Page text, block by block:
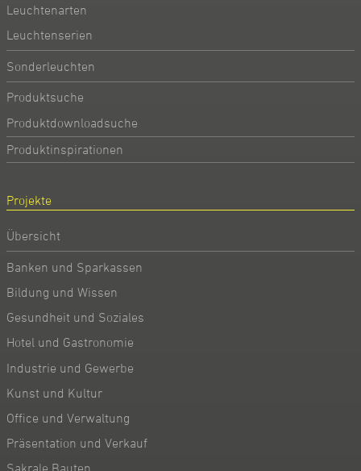
Leuchtenarten
Leuchtenserien
Sonderleuchten
Produktsuche
Produktdownloadsuche
Produktinspirationen
Projekte
Übersicht
Banken und Sparkassen
Bildung und Wissen
Gesundheit und Soziales
Hotel und Gastronomie
Industrie und Gewerbe
Kunst und Kultur
Office und Verwaltung
Präsentation und Verkauf
Sakrale Bauten